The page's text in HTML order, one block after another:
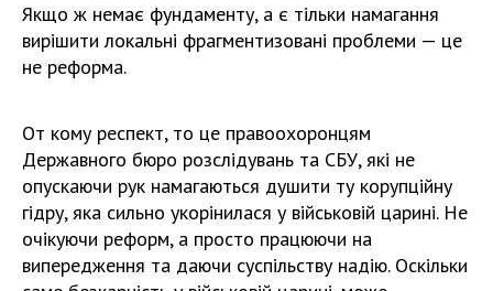
Якщо ж немає фундаменту, а є тільки намагання
вирішити локальні фрагментизовані проблеми — це
не реформа.
От кому респект, то це правоохоронцям
Державного бюро розслідувань та СБУ, які не
опускаючи рук намагаються душити ту корупційну
гідру, яка сильно укорінилася у військовій царині. Не
очікуючи реформ, а просто працюючи на
випередження та даючи суспільству надію. Оскільки